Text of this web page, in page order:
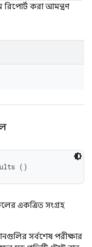
রিপোর্ট করা আমন্ত্রণ
()
একত্রিত সংগ্রহ
সর্বশেষ পরীক্ষার